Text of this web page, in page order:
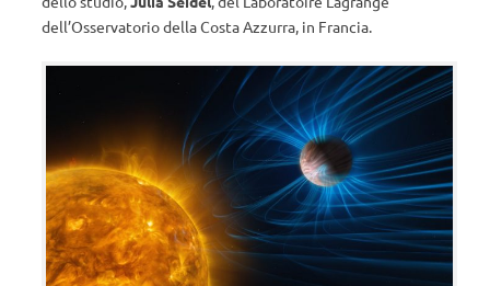
dell’Osservatorio della Costa Azzurra, in Francia.